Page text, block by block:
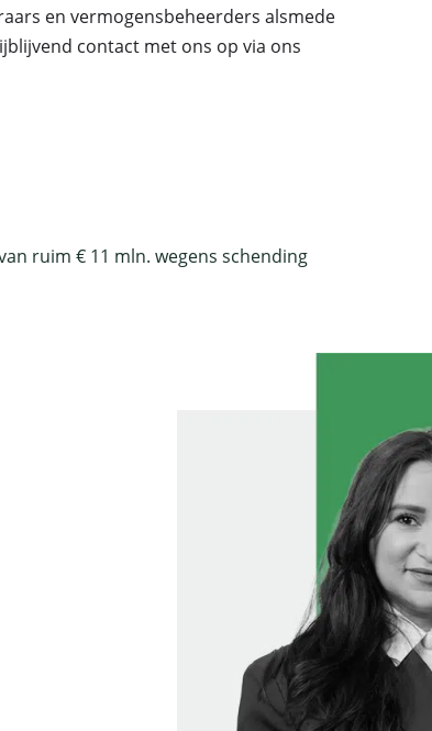
en vermogensbeheerders alsmede
contact met ons op via ons
ruim € 11 mln. wegens schending